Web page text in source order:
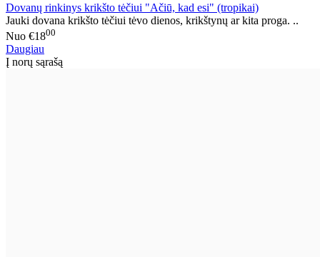
Dovanų rinkinys krikšto tėčiui "Ačiū, kad esi" (tropikai)
Jauki dovana krikšto tėčiui tėvo dienos, krikštynų ar kita proga. ..
Nuo €1800
Daugiau
Į norų sąrašą